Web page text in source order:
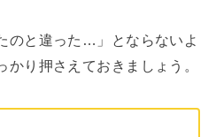
のと違った…」とならないよ
かり押さえておきましょう。